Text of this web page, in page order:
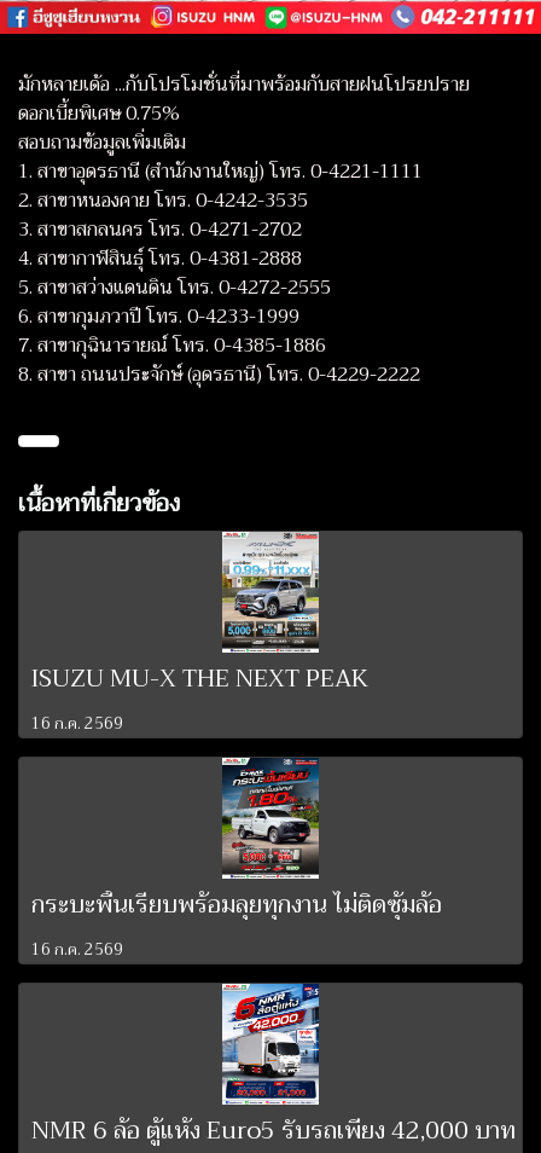
มักหลายเด้อ ...กับโปรโมชั่นที่มาพร้อมกับสายฝนโปรยปราย
ดอกเบี้ยพิเศษ 0.75%
สอบถามข้อมูลเพิ่มเติม
1. สาขาอุดรธานี (สำนักงานใหญ่) โทร. 0-4221-1111
2. สาขาหนองคาย โทร. 0-4242-3535
3. สาขาสกลนคร โทร. 0-4271-2702
4. สาขากาฬสินธุ์ โทร. 0-4381-2888
5. สาขาสว่างแดนดิน โทร. 0-4272-2555
6. สาขากุมภวาปี โทร. 0-4233-1999
7. สาขากุฉินารายณ์ โทร. 0-4385-1886
8. สาขา ถนนประจักษ์ (อุดรธานี) โทร. 0-4229-2222
เนื้อหาที่เกี่ยวข้อง
ISUZU MU-X THE NEXT PEAK
16 ก.ค. 2569
กระบะพื้นเรียบพร้อมลุยทุกงาน ไม่ติดซุ้มล้อ
16 ก.ค. 2569
NMR 6 ล้อ ตู้แห้ง Euro5 รับรถเพียง 42,000 บาท